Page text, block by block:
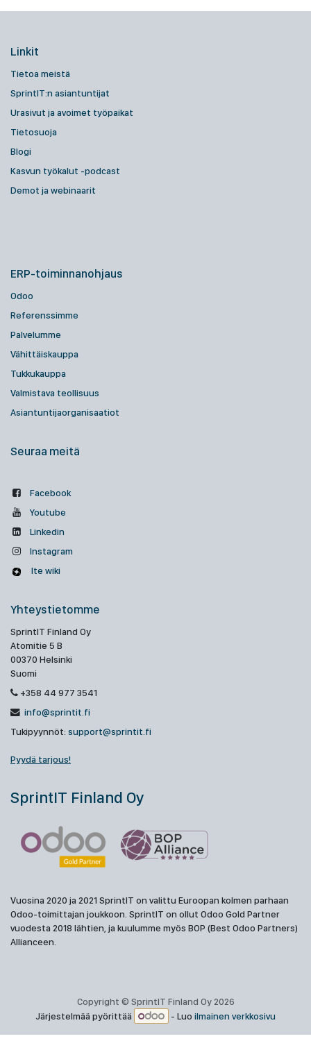
Linkit
Tietoa meistä
SprintIT:n asiantuntijat
Urasivut ja avoimet työpaikat
Tietosuoja
Blogi
Kasvun työkalut -podcast
Demot ja webinaarit
ERP-toiminnanohjaus
Odoo
Referenssimme
Palvelumme
Vähittäiskauppa
Tukkukauppa
Valmistava teollisuus
Asiantuntijaorganisaatiot
Seuraa meitä
Facebook
Youtube
Linkedin
Instagram
Ite wiki
Yhteystietomme
SprintIT Finland Oy
Atomitie 5 B
00370 Helsinki
Suomi
+358 44 977 3541
info@sprintit.fi
Tukipyynnöt: support@sprintit.fi
Pyydä tarjous!
SprintIT Finland Oy
Vuosina 2020 ja 2021 SprintIT on valittu Euroopan kolmen parhaan
Odoo-toimittajan joukkoon. SprintIT on ollut Odoo Gold Partner
vuodesta 2018 lähtien, ja kuulumme myös BOP (Best Odoo Partners)
Allianceen.
Copyright © SprintIT Finland Oy 2026
Järjestelmää pyörittää
- Luo ilmainen verkkosivu